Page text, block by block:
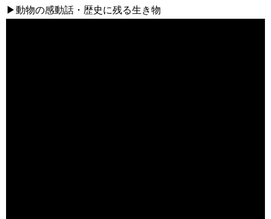
▶動物の感動話・歴史に残る生き物